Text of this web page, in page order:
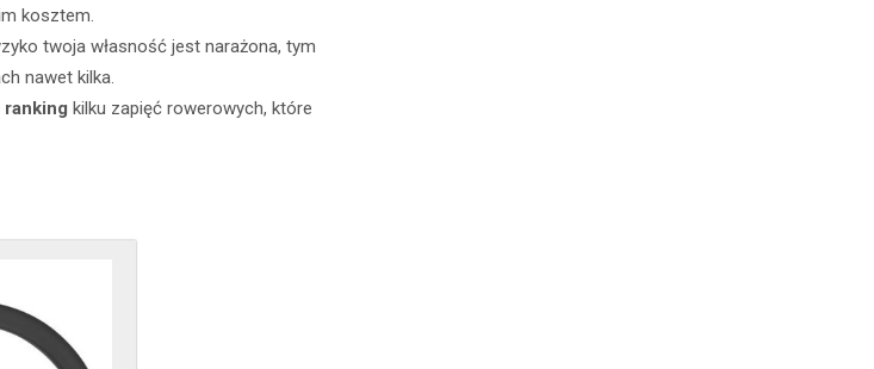
kosztem.
twoja własność jest narażona, tym
nawet kilka.
ranking kilku zapięć rowerowych, które